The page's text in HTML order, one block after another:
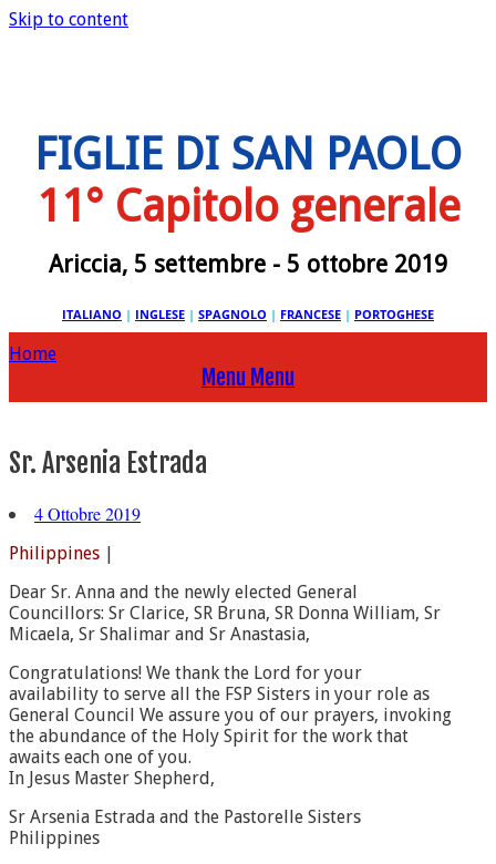
Skip to content
FIGLIE DI SAN PAOLO
11° Capitolo generale
Ariccia, 5 settembre - 5 ottobre 2019
ITALIANO | INGLESE | SPAGNOLO | FRANCESE | PORTOGHESE
Home
Menu Menu
Sr. Arsenia Estrada
4 Ottobre 2019
Philippines |
Dear Sr. Anna and the newly elected General
Councillors: Sr Clarice, SR Bruna, SR Donna William, Sr
Micaela, Sr Shalimar and Sr Anastasia,
Congratulations! We thank the Lord for your
availability to serve all the FSP Sisters in your role as
General Council We assure you of our prayers, invoking
the abundance of the Holy Spirit for the work that
awaits each one of you.
In Jesus Master Shepherd,
Sr Arsenia Estrada and the Pastorelle Sisters
Philippines